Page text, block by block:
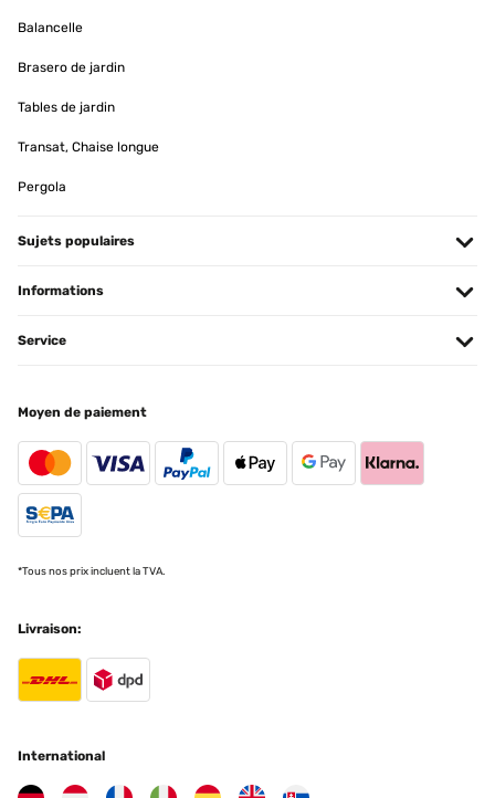
Balancelle
Brasero de jardin
Tables de jardin
Transat, Chaise longue
Pergola
Sujets populaires
Informations
Service
Moyen de paiement
*Tous nos prix incluent la TVA.
Livraison:
International